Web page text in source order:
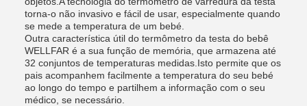
torna-o não invasivo e fácil de usar, especialmente quando
se mede a temperatura de um bebé.
Outra característica útil do termômetro da testa do bebê
WELLFAR é a sua função de memória, que armazena até
32 conjuntos de temperaturas medidas.Isto permite que os
pais acompanhem facilmente a temperatura do seu bebé
ao longo do tempo e partilhem a informação com o seu
médico, se necessário.